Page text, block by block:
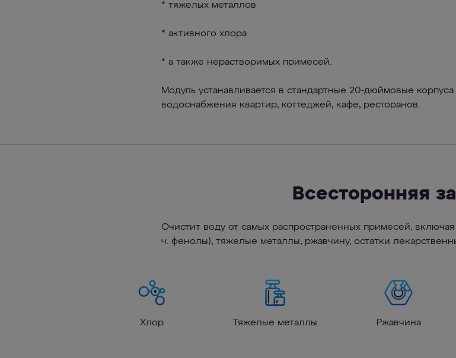
* тяжелых металлов
* активного хлора
* а также нерастворимых примесей.
Модуль устанавливается в стандартные 20-дюймовые
водоснабжения квартир, коттеджей, кафе, ресторанов.
Всесторонняя
Очистит воду от самых распространенных примесей,
ч. фенолы), тяжелые металлы, ржавчину, остатки
Хлор Тяжелые металлы Ржавчина